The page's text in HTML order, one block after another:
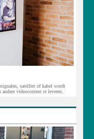
satelliet of kabel wordt
videocontent te leveren.